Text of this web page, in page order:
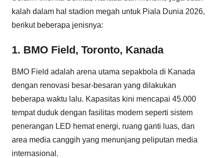
kalah dalam hal stadion megah untuk Piala Dunia 2026,
berikut beberapa jenisnya:
1. BMO Field, Toronto, Kanada
BMO Field adalah arena utama sepakbola di Kanada
dengan renovasi besar-besaran yang dilakukan
beberapa waktu lalu. Kapasitas kini mencapai 45.000
tempat duduk dengan fasilitas modern seperti sistem
penerangan LED hemat energi, ruang ganti luas, dan
area media canggih yang menunjang peliputan media
internasional.